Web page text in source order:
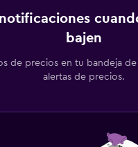
bajen
de precios en tu bandeja
alertas de precios.